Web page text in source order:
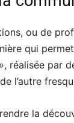
ou de
qui
réalisée par
l’autre
la